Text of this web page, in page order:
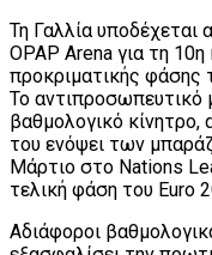
Τη Γαλλία υποδέχεται
OPAP Arena για τη
προκριματικής
Το αντιπροσωπευτικό
βαθμολογικό κίνητρο,
του ενόψει των
Μάρτιο στο Nations
τελική φάση του Euro
Αδιάφοροι